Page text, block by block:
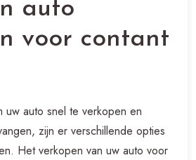
auto
voor contant
uw auto snel te verkopen en
zijn er verschillende opties
Het verkopen van uw auto voor